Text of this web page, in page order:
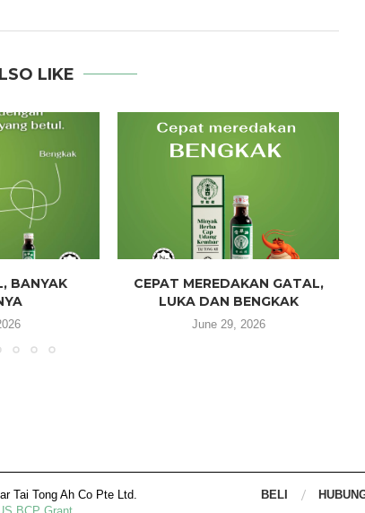
LIKE
BANYAK
CEPAT MEREDAKAN GATAL,
LUKA DAN BENGKAK
June 29, 2026
Tai Tong Ah Co Pte Ltd.
BELI